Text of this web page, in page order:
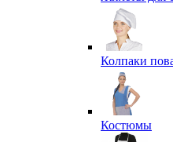
Колпаки
Костюмы